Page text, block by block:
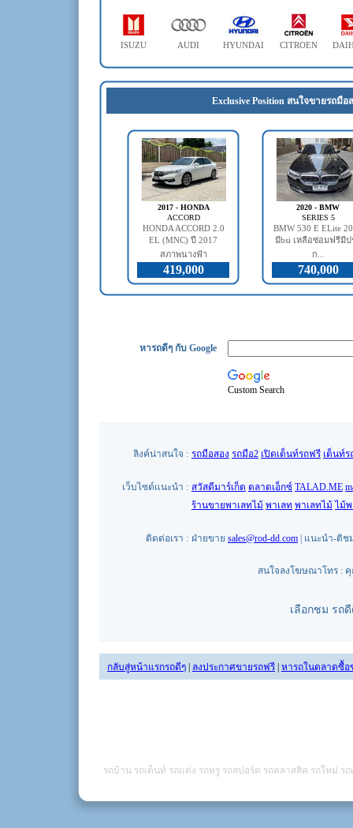
ISUZU AUDI HYUNDAI CITROEN
Exclusive Position สนใจขายรถมื
2017 - HONDA
ACCORD
HONDA ACCORD 2.0
EL (MNC) ปี 2017
สภาพนางฟ้า
419,000
2020 - BMW
SERIES 5
BMW 530 E ELite
มีbsi เหลือซ่อมฟรีมีป
ก...
740,000
หารถดีๆ กับ Google
Custom Search
ลิงค์น่าสนใจ : รถมือสอง รถมือ2 เปิดเต็นท์รถฟรี เต็นท์ร
เว็บไซต์แนะนำ : สวัสดีมาร์เก็ต ตลาดเอ็กซ์ TALAD.ME
ร้านขายพาเลทไม้ พาเลท พาเลทไม้ ไม้พ
ติดต่อเรา : ฝ่ายขาย sales@rod-dd.com | แนะนำ-ติ
สนใจลงโฆษณาโทร : คุ
เลือกชม รถ
กลับสู่หน้าแรกรถดีๆ ลงประกาศขายรถฟรี หารถในตลาดซื้อ
รถบ้าน รถเต็นท์ รถแต่ง รถหรู รถสปอร์ต รถคลาสสิค รถใหม่ รถ